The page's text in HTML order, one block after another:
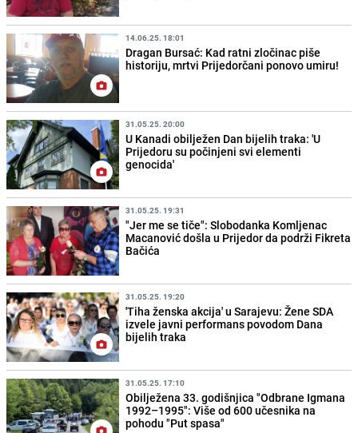
14.06.25. 18:01
Dragan Bursać: Kad ratni zločinac piše
historiju, mrtvi Prijedorčani ponovo umiru!
31.05.25. 20:00
U Kanadi obilježen Dan bijelih traka: 'U
Prijedoru su počinjeni svi elementi
genocida'
31.05.25. 19:31
"Jer me se tiče": Slobodanka Komljenac
Macanović došla u Prijedor da podrži Fikreta
Bačića
31.05.25. 19:20
'Tiha ženska akcija' u Sarajevu: Žene SDA
izvele javni performans povodom Dana
bijelih traka
31.05.25. 17:10
Obilježena 33. godišnjica "Odbrane Igmana
1992–1995": Više od 600 učesnika na
pohodu "Put spasa"